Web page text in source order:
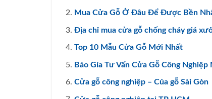
Mua Cửa Gỗ Ở Đâu Để Được Bền
Địa chỉ mua cửa gỗ chống cháy giá
Top 10 Mẫu Cửa Gỗ Mới Nhất
Báo Gía Tư Vấn Cửa Gỗ Công Nghiệp
Cửa gỗ công nghiệp – Của gỗ Sài Gòn